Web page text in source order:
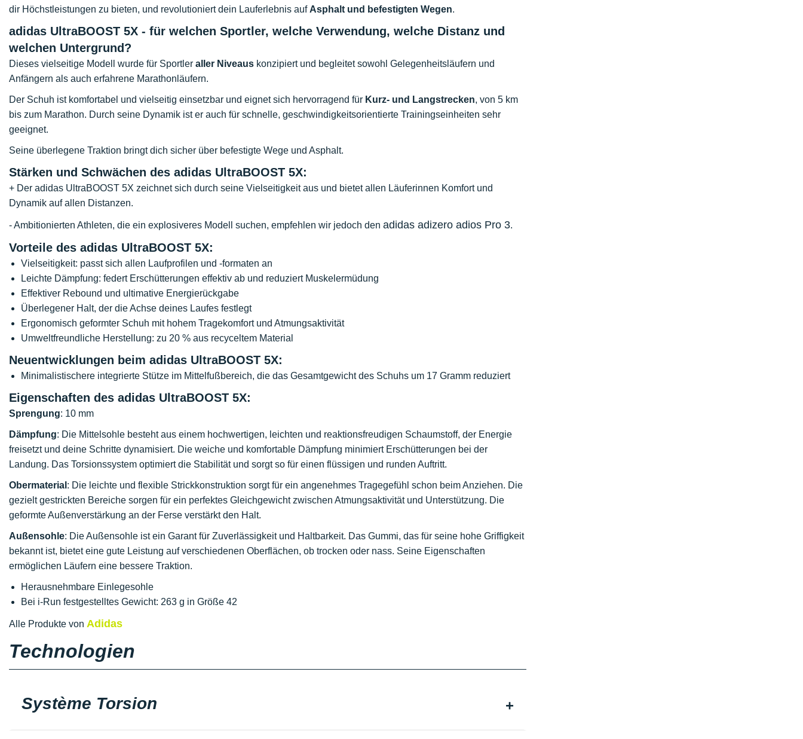
dir Höchstleistungen zu bieten, und revolutioniert dein Lauferlebnis auf Asphalt und befestigten Wegen.
adidas UltraBOOST 5X - für welchen Sportler, welche Verwendung, welche Distanz und
welchen Untergrund?
Dieses vielseitige Modell wurde für Sportler aller Niveaus konzipiert und begleitet sowohl Gelegenheitsläufern und
Anfängern als auch erfahrene Marathonläufern.
Der Schuh ist komfortabel und vielseitig einsetzbar und eignet sich hervorragend für Kurz- und Langstrecken, von 5 km
bis zum Marathon. Durch seine Dynamik ist er auch für schnelle, geschwindigkeitsorientierte Trainingseinheiten sehr
geeignet.
Seine überlegene Traktion bringt dich sicher über befestigte Wege und Asphalt.
Stärken und Schwächen des adidas UltraBOOST 5X:
+ Der adidas UltraBOOST 5X zeichnet sich durch seine Vielseitigkeit aus und bietet allen Läuferinnen Komfort und
Dynamik auf allen Distanzen.
- Ambitionierten Athleten, die ein explosiveres Modell suchen, empfehlen wir jedoch den adidas adizero adios Pro 3.
Vorteile des adidas UltraBOOST 5X:
Vielseitigkeit: passt sich allen Laufprofilen und -formaten an
Leichte Dämpfung: federt Erschütterungen effektiv ab und reduziert Muskelermüdung
Effektiver Rebound und ultimative Energierückgabe
Überlegener Halt, der die Achse deines Laufes festlegt
Ergonomisch geformter Schuh mit hohem Tragekomfort und Atmungsaktivität
Umweltfreundliche Herstellung: zu 20 % aus recyceltem Material
Neuentwicklungen beim adidas UltraBOOST 5X:
Minimalistischere integrierte Stütze im Mittelfußbereich, die das Gesamtgewicht des Schuhs um 17 Gramm reduziert
Eigenschaften des adidas UltraBOOST 5X:
Sprengung: 10 mm
Dämpfung: Die Mittelsohle besteht aus einem hochwertigen, leichten und reaktionsfreudigen Schaumstoff, der Energie
freisetzt und deine Schritte dynamisiert. Die weiche und komfortable Dämpfung minimiert Erschütterungen bei der
Landung. Das Torsionssystem optimiert die Stabilität und sorgt so für einen flüssigen und runden Auftritt.
Obermaterial : Die leichte und flexible Strickkonstruktion sorgt für ein angenehmes Tragegefühl schon beim Anziehen. Die
gezielt gestrickten Bereiche sorgen für ein perfektes Gleichgewicht zwischen Atmungsaktivität und Unterstützung. Die
geformte Außenverstärkung an der Ferse verstärkt den Halt.
Außensohle: Die Außensohle ist ein Garant für Zuverlässigkeit und Haltbarkeit. Das Gummi, das für seine hohe Griffigkeit
bekannt ist, bietet eine gute Leistung auf verschiedenen Oberflächen, ob trocken oder nass. Seine Eigenschaften
ermöglichen Läufern eine bessere Traktion.
Herausnehmbare Einlegesohle
Bei i-Run festgestelltes Gewicht: 263 g in Größe 42
Alle Produkte von Adidas
Technologien
Système Torsion